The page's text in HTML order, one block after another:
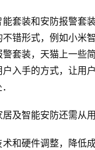
套装和安防报警套
错形式，例如小米
套装，天猫上一些
入手的方式，让用
和硬件调整，降低